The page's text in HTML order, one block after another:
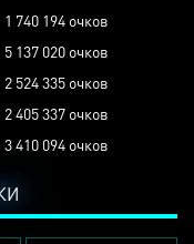
1 740 194 очков
5 137 020 очков
2 524 335 очков
2 405 337 очков
3 410 094 очков